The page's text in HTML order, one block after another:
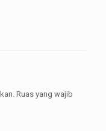
Ruas yang wajib